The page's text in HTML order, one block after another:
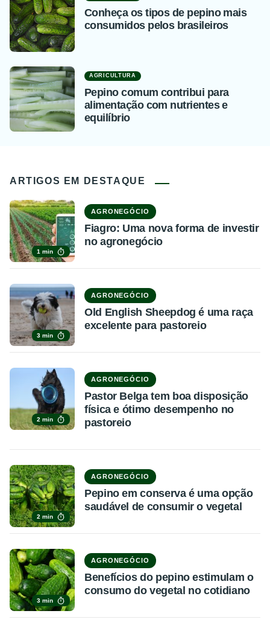
Conheça os tipos de pepino mais
consumidos pelos brasileiros
AGRICULTURA
Pepino comum contribui para
alimentação com nutrientes e
equilíbrio
ARTIGOS EM DESTAQUE
1 min
AGRONEGÓCIO
Fiagro: Uma nova forma de investir
no agronegócio
3 min
AGRONEGÓCIO
Old English Sheepdog é uma raça
excelente para pastoreio
2 min
AGRONEGÓCIO
Pastor Belga tem boa disposição
física e ótimo desempenho no
pastoreio
2 min
AGRONEGÓCIO
Pepino em conserva é uma opção
saudável de consumir o vegetal
3 min
AGRONEGÓCIO
Benefícios do pepino estimulam o
consumo do vegetal no cotidiano